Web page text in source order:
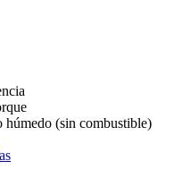
húmedo (sin combustible)